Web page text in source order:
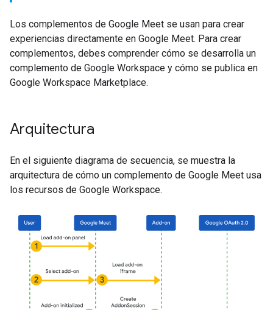
Los complementos de Google Meet se usan para crear
experiencias directamente en Google Meet. Para crear
complementos, debes comprender cómo se desarrolla un
complemento de Google Workspace y cómo se publica en
Google Workspace Marketplace.
Arquitectura
En el siguiente diagrama de secuencia, se muestra la
arquitectura de cómo un complemento de Google Meet usa
los recursos de Google Workspace.